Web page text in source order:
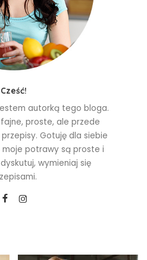
Cześć!
autorką tego bloga.
proste, ale przede
Gotuję dla siebie
moje potrawy są proste i
wymieniaj się